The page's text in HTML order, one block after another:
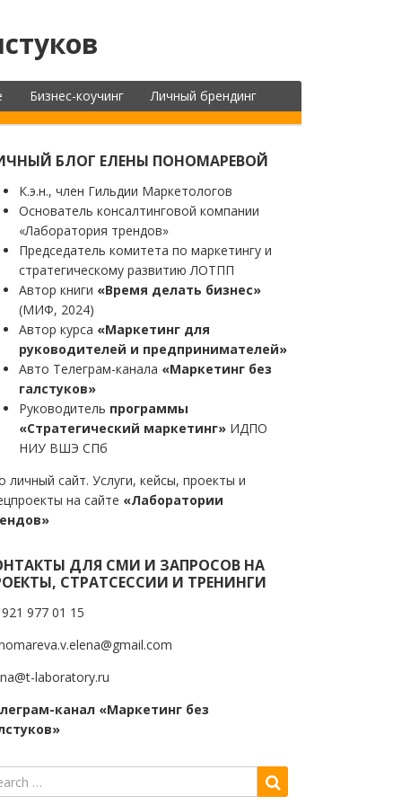
Бизнес-коучинг Личный брендинг
БЛОГ ЕЛЕНЫ ПОНОМАРЕВОЙ
К.э.н., член Гильдии Маркетологов
Основатель консалтинговой компании
«Лаборатория трендов»
Председатель комитета по маркетингу и
стратегическому развитию ЛОТПП
Автор книги «Время делать бизнес»
(МИФ, 2024)
Автор курса «Маркетинг для
руководителей и предпринимателей»
Авто Телеграм-канала «Маркетинг без
галстуков»
Руководитель программы
«Стратегический маркетинг» ИДПО
НИУ ВШЭ СПб
личный сайт. Услуги, кейсы, проекты и
на сайте «Лаборатории
ДЛЯ СМИ И ЗАПРОСОВ НА
СТРАТСЕССИИ И ТРЕНИНГИ
977 01 15
laboratory.ru
канал «Маркетинг без